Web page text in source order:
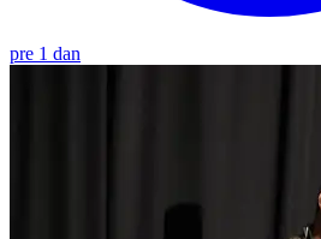
pre 1 dan